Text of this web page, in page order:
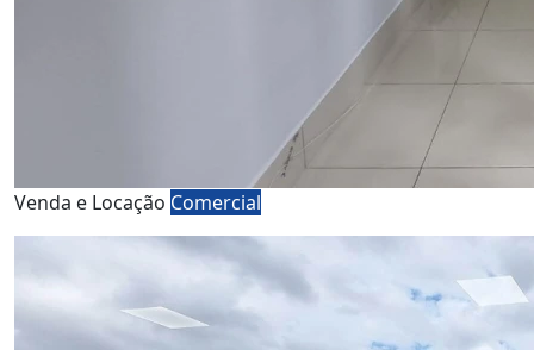
Venda e Locação Comercial